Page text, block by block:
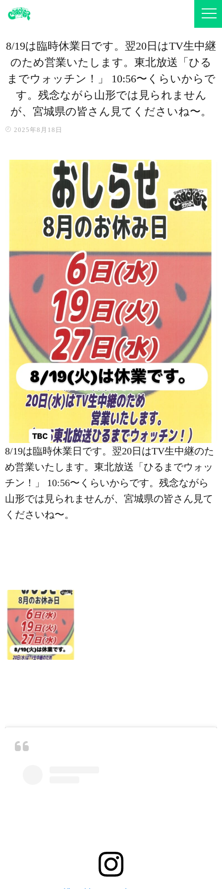
8/19は臨時休業日です。翌20日はTV生中継
のため営業いたします。東北放送「ひる
までウォッチン！」 10:56〜くらいからで
す。残念ながら山形では見られません
が、宮城県の皆さん見てくださいね〜。
2025年8月18日
8/19は臨時休業日です。翌20日はTV生中継のた
め営業いたします。東北放送「ひるまでウォッ
チン！」 10:56〜くらいからです。残念ながら
山形では見られませんが、宮城県の皆さん見て
くださいね〜。